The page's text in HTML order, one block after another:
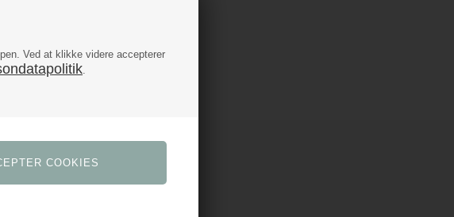
Ved at klikke videre accepterer